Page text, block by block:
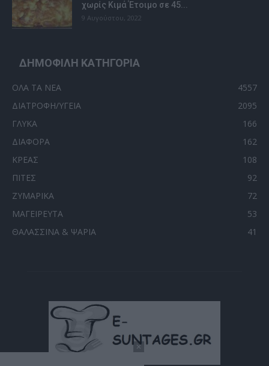
χωρίς Κιμά Έτοιμο σε 45...
9 Αυγούστου, 2022
ΔΗΜΟΦΙΛΗ ΚΑΤΗΓΟΡΙΑ
ΟΛΑ ΤΑ ΝΕΑ
4557
ΔΙΑΤΡΟΦΗ/ΥΓΕΙΑ
2095
ΓΛΥΚΑ
166
ΔΙΑΦΟΡΑ
162
ΚΡΕΑΣ
108
ΠΙΤΕΣ
92
ΖΥΜΑΡΙΚΑ
72
ΜΑΓΕΙΡΕΥΤΑ
53
ΘΑΛΑΣΣΙΝΑ & ΨΑΡΙΑ
41